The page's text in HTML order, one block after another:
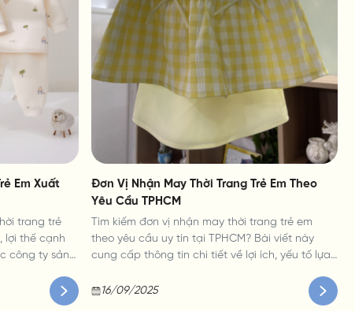
Em Xuất
trang trẻ
lợi thế cạnh
công ty sản
Đơn Vị Nhận May Thời Trang Trẻ Em Theo
Yêu Cầu TPHCM
Tìm kiếm đơn vị nhận may thời trang trẻ em
theo yêu cầu uy tín tại TPHCM? Bài viết này
cung cấp thông tin chi tiết về lợi ích, yếu tố lựa
đưa ra quyết định tốt nhất.
16/09/2025